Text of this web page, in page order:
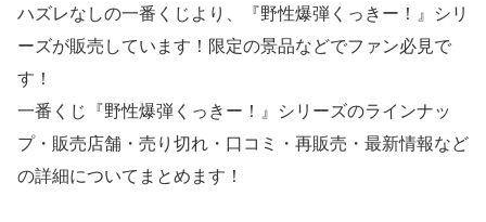
ハズレなしの一番くじより、『野性爆弾くっきー！』シリ
ーズが販売しています！限定の景品などでファン必見で
す！
一番くじ『野性爆弾くっきー！』シリーズのラインナッ
プ・販売店舗・売り切れ・口コミ・再販売・最新情報など
の詳細についてまとめます！